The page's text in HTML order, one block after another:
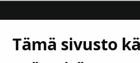
Tämä sivusto